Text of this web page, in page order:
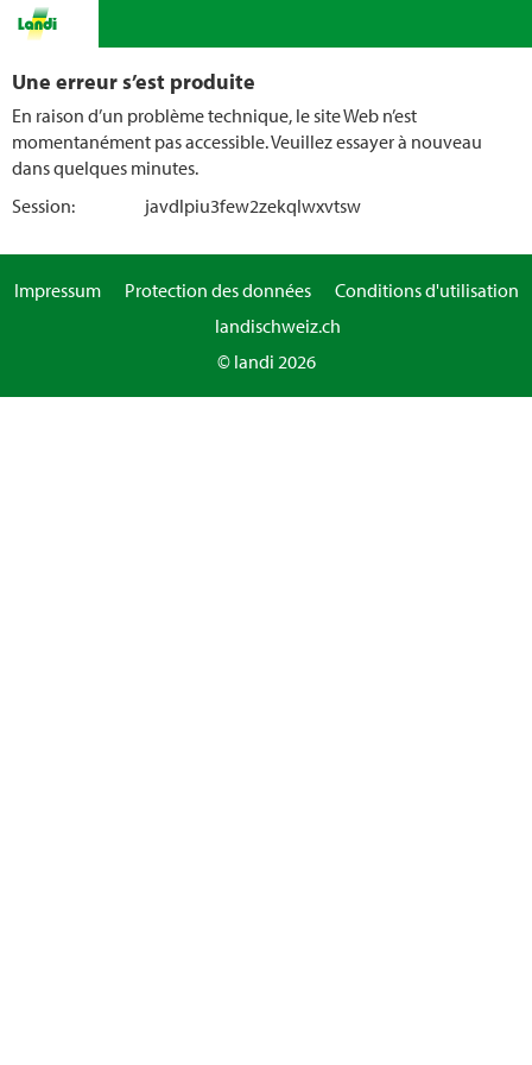
Une erreur s’est produite
En raison d’un problème technique, le site Web n’est
momentanément pas accessible. Veuillez essayer à nouveau
dans quelques minutes.
Session:
javdlpiu3few2zekqlwxvtsw
Impressum Protection des données
Conditions d'utilisation
landischweiz.ch
© landi 2026